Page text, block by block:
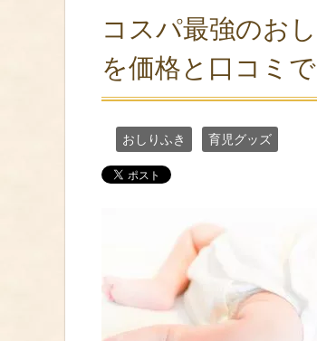
コスパ最強のお
を価格と口コミで
おしりふき 育児グッズ